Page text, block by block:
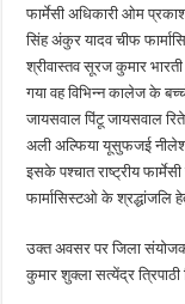
फार्मेसी अधिकारी ओम
सिंह अंकुर यादव चीफ
श्रीवास्तव सूरज कुमार भारती
गया वह विभिन्न कालेज के
जायसवाल पिंटू जायसवाल
अली अल्फिया यूसुफजई नीलेश
इसके पश्चात राष्ट्रीय
फार्मासिस्टओ के श्रद्धांजलि
उक्त अवसर पर जिला
कुमार शुक्ला सत्येंद्र